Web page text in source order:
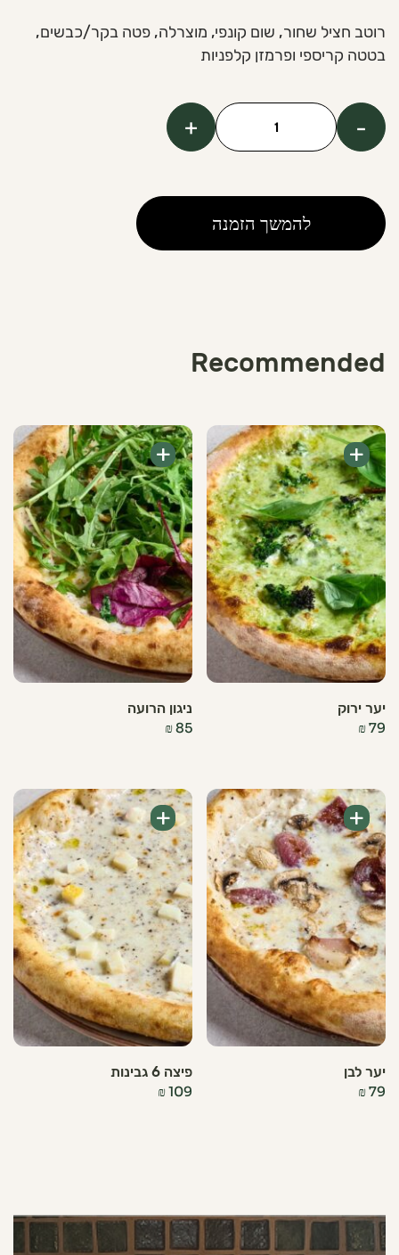
רוטב חציל שחור, שום קונפי, מוצרלה, פטה בקר/כבשים,
בטטה קריספי ופרמזן קלפניות
כמות
Ashan
-
+
להמשך הזמנה
Recommended
יער ירוק
₪79
+
ניגון הרועה
₪85
+
יער לבן
₪79
+
פיצה 6 גבינות
₪109
+